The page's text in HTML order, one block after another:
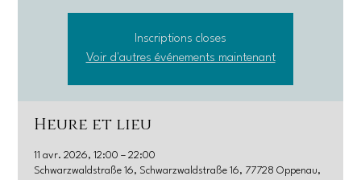
Inscriptions closes
Voir d'autres événements maintenant
Heure et lieu
11 avr. 2026, 12:00 – 22:00
Schwarzwaldstraße 16, Schwarzwaldstraße 16, 77728 Oppenau,